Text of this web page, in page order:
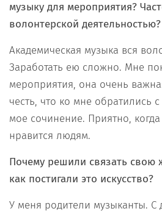
музыку для мероприятия?
волонтерской деятельностью?
Академическая музыка вся
Заработать ею сложно. Мне
мероприятия, она очень
честь, что ко мне обратились
мое сочинение. Приятно,
нравится людям.
Почему решили связать свою
как постигали это искусство?
У меня родители музыканты. С